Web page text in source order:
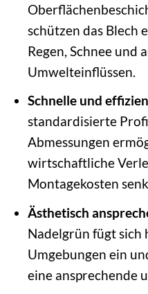
schützen das Blech
Regen, Schnee und
Umwelteinflüssen.
Schnelle und
standardisierte
Abmessungen
wirtschaftliche
Montagekosten
Ästhetisch
Nadelgrün fügt
Umgebungen ein
eine ansprechende